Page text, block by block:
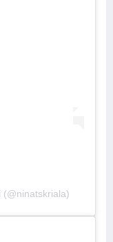
(@ninatskriala)